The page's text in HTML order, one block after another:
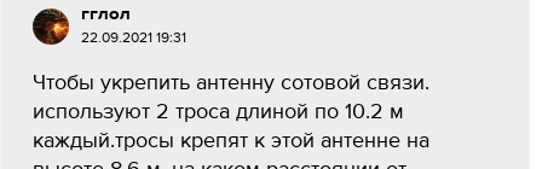
гглол
22.09.2021 19:31
Чтобы укрепить антенну сотовой связи.
используют 2 троса длиной по 10.2 м
каждый.тросы крепят к этой антенне на